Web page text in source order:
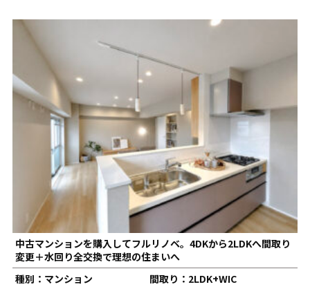
中古マンションを購入してフルリノベ。4DKから2LDKへ間取り
変更＋水回り全交換で理想の住まいへ
種別：マンション
間取り：2LDK+WIC